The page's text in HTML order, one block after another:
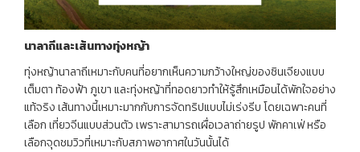
นาลาถีและเส้นทางทุ่งหญ้า
ทุ่งหญ้านาลาถีเหมาะกับคนที่อยากเห็นความกว้างใหญ่ของซินเจียงแบบ
เต็มตา ท้องฟ้า ภูเขา และทุ่งหญ้าที่ทอดยาวทำให้รู้สึกเหมือนได้พักใจอย่าง
แท้จริง เส้นทางนี้เหมาะมากกับการจัดทริปแบบไม่เร่งรีบ โดยเฉพาะคนที่
เลือก เที่ยวจีนแบบส่วนตัว เพราะสามารถเผื่อเวลาถ่ายรูป พักคาเฟ่ หรือ
เลือกจุดชมวิวที่เหมาะกับสภาพอากาศในวันนั้นได้